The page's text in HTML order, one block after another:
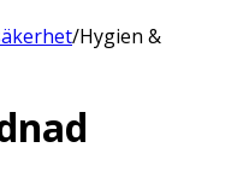
/Hygien &